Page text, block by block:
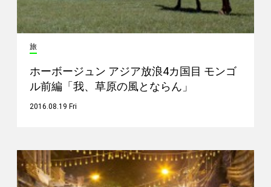
旅
ホーボージュン アジア放浪4カ国目 モンゴ
ル前編「我、草原の風とならん」
2016.08.19 Fri